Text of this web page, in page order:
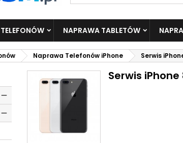
NAPRAWA TABLETÓW
Naprawa Telefonów iPhone Serwis
Serwis iPhone